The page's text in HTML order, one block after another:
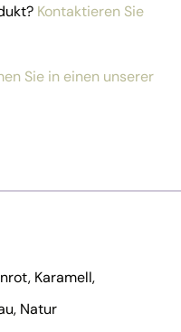
Kontaktieren Sie
Sie in einen unserer
Karamell,
Natur